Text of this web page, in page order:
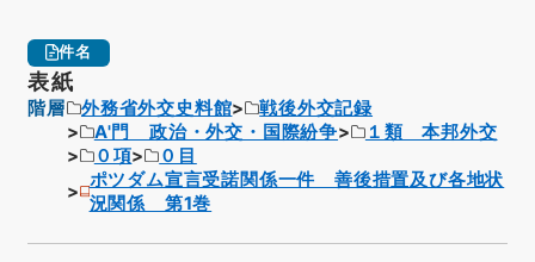
件名
表紙
階層 外務省外交史料館
戦後外交記録
A'門 政治・外交・国際紛争
１類 本邦外交
０項
０目
ポツダム宣言受諾関係一件 善後措置及び各地状
況関係 第1巻